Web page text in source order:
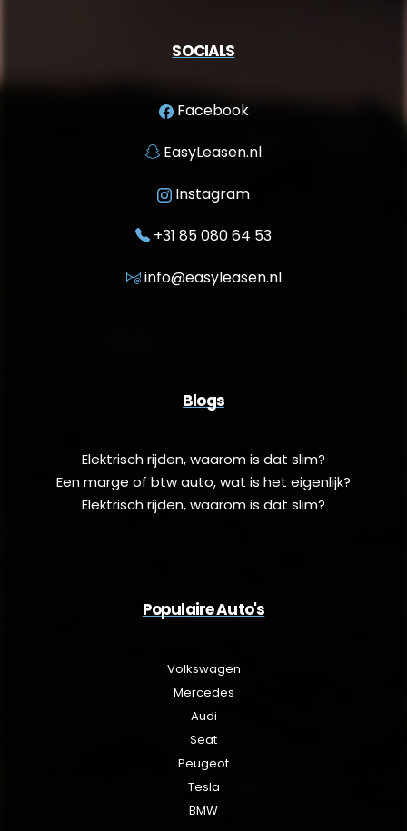
SOCIALS
Facebook
EasyLeasen.nl
Instagram
+31 85 080 64 53
info@easyleasen.nl
Blogs
Elektrisch rijden, waarom is dat slim?
Een marge of btw auto, wat is het eigenlijk?
Elektrisch rijden, waarom is dat slim?
Populaire Auto's
Volkswagen
Mercedes
Audi
Seat
Peugeot
Tesla
BMW